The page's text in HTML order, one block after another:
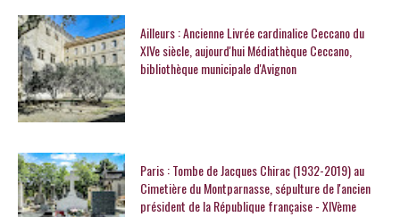
Ailleurs : Ancienne Livrée cardinalice Ceccano du
XIVe siècle, aujourd'hui Médiathèque Ceccano,
bibliothèque municipale d'Avignon
Paris : Tombe de Jacques Chirac (1932-2019) au
Cimetière du Montparnasse, sépulture de l'ancien
président de la République française - XIVème